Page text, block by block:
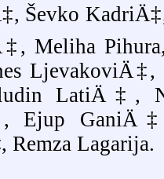
Ševko
Meliha Pihura
LatiÄ‡,
Ejup
Remza Lagarija.